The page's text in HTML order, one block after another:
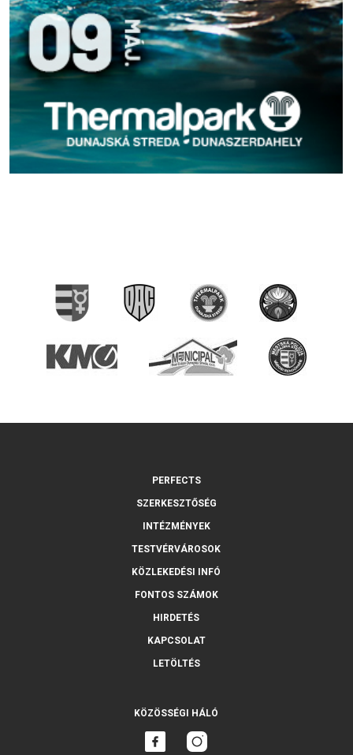
PERFECTS
SZERKESZTŐSÉG
INTÉZMÉNYEK
TESTVÉRVÁROSOK
KÖZLEKEDÉSI INFÓ
FONTOS SZÁMOK
HIRDETÉS
KAPCSOLAT
LETÖLTÉS
KÖZÖSSÉGI HÁLÓ